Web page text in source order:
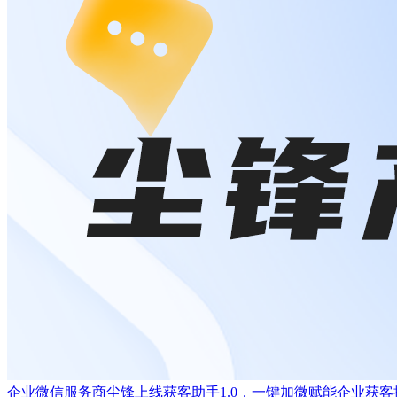
企业微信服务商尘锋上线获客助手1.0，一键加微赋能企业获客